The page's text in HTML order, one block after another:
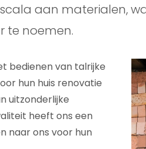
aan materialen,
te noemen.
bedienen van talrijke
hun huis renovatie
uitzonderlijke
heeft ons een
naar ons voor hun